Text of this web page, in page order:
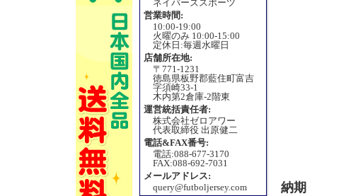
ネイバーズスポーツ
営業時間:
10:00-19:00
火曜のみ 10:00-15:00
定休日:毎週水曜日
店舗所在地:
〒771-1231
徳島県板野郡藍住町富吉
字須崎33-1
木内第2倉庫-2階東
運営統括責任者:
株式会社ゼロアワー
代表取締役 出原健二
電話&FAX番号:
電話:088-677-3170
FAX:088-692-7031
メールアドレス:
query@futboljersey.com
納期